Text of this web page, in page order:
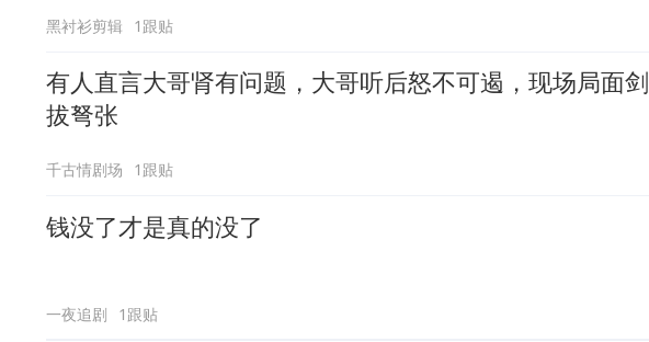
黑衬衫剪辑 1跟贴
有人直言大哥肾有问题，大哥听后怒不可遏，现场局面剑
拔弩张
千古情剧场 1跟贴
钱没了才是真的没了
一夜追剧 1跟贴